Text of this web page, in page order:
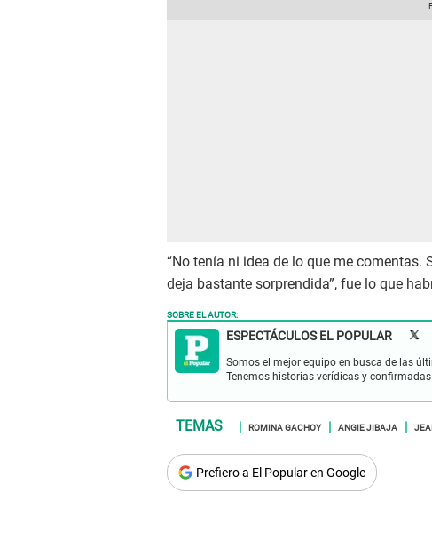
“No tenía ni idea de lo que me comentas.
deja bastante sorprendida”, fue lo que
SOBRE EL AUTOR:
ESPECTÁCULOS EL POPULAR
Somos el mejor equipo en busca de las
Tenemos historias verídicas y
ROMINA GACHOY ANGIE JIBAJA
Prefiero a El Popular en Google